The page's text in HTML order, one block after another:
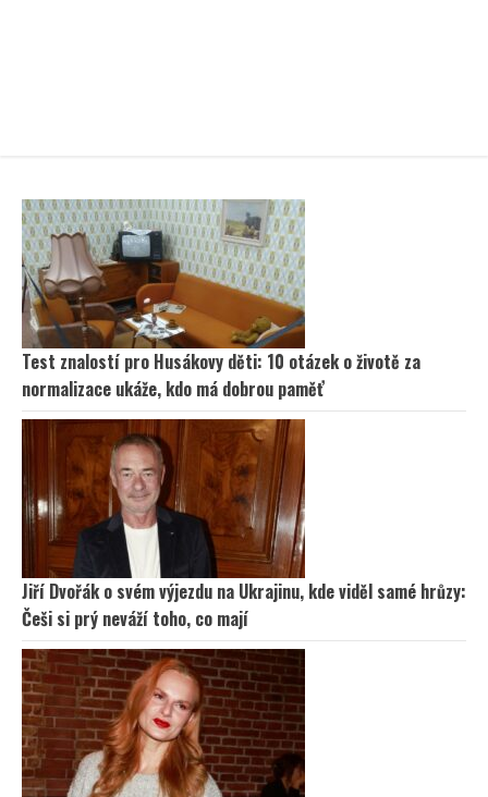
Test znalostí pro Husákovy děti: 10 otázek o životě za
normalizace ukáže, kdo má dobrou paměť
Jiří Dvořák o svém výjezdu na Ukrajinu, kde viděl samé hrůzy:
Češi si prý neváží toho, co mají